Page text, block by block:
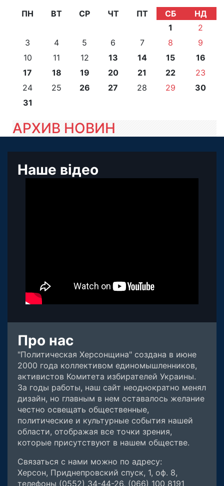
ПН
ВТ СР ЧТ ПТ СБ
НД
1
2
3
4 5 6 7 8
9
10
11 12 13 14 15
16
17
18 19 20 21 22
23
24
25 26 27 28 29
30
31
АРХИВ НОВИН
Наше відео
Про нас
"Политическая Херсонщина" создана в июне
2000 года коллективом единомышленников,
активистов Комитета избирателей Украины.
За годы работы, наш сайт неоднократно менял
дизайн, но главным в нем оставалось желание
честно освещать общественные,
политические и культурные события нашей
области, отображая все точки зрения,
которые присутствуют в нашем обществе.
Связаться с нами можно по адресу:
Херсон, Приднепровский спуск, 1, оф. 8,
телефоны (0552) 34-44-26, (066) 100 8191